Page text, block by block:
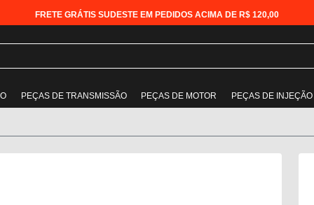
FRETE GRÁTIS SUDESTE EM PEDIDOS ACIMA DE R$ 120,00
PEÇAS DE TRANSMISSÃO PEÇAS DE MOTOR PEÇAS DE